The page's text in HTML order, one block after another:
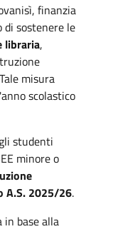
finanzia
di sostenere le
libraria,
misura
scolastico
studenti
minore o
A.S. 2025/26.
base alla